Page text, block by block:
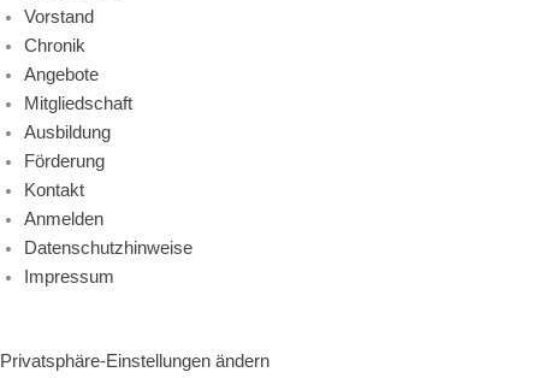
Vorstand
Chronik
Angebote
Mitgliedschaft
Ausbildung
Förderung
Kontakt
Anmelden
Datenschutzhinweise
Impressum
Privatsphäre-Einstellungen ändern